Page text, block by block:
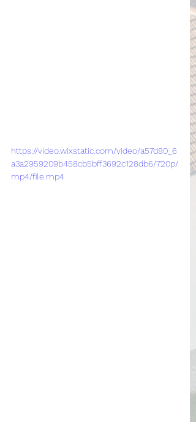
https://video.wixstatic.com/video/a57d80_6
a3a2959209b458cb5bff3692c128db6/720p/
mp4/file.mp4